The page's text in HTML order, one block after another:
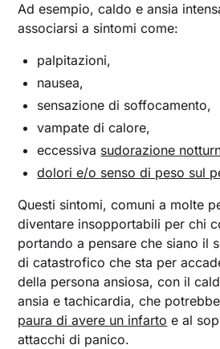
Ad esempio, caldo e ansia
associarsi a sintomi come:
palpitazioni,
nausea,
sensazione di soffocamento,
vampate di calore,
eccessiva sudorazione
dolori e/o senso di peso sul
Questi sintomi, comuni a molte
diventare insopportabili per chi
portando a pensare che siano il
di catastrofico che sta per
della persona ansiosa, con il
ansia e tachicardia, che
paura di avere un infarto e al
attacchi di panico.